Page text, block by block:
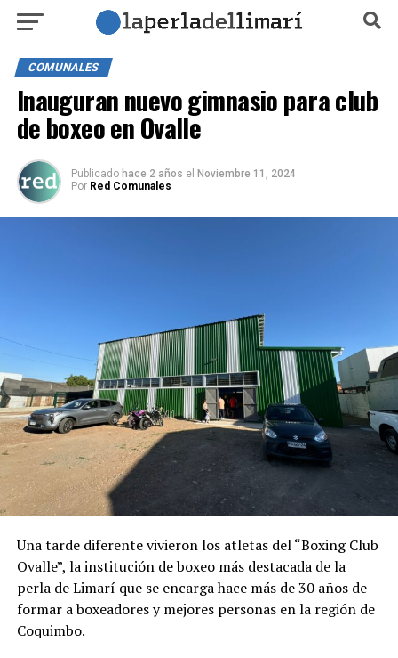
COMUNALES
Inauguran nuevo gimnasio para club
de boxeo en Ovalle
Publicado hace 2 años el Noviembre 11, 2024
Por Red Comunales
Una tarde diferente vivieron los atletas del “Boxing Club
Ovalle”, la institución de boxeo más destacada de la
perla de Limarí que se encarga hace más de 30 años de
formar a boxeadores y mejores personas en la región de
Coquimbo.